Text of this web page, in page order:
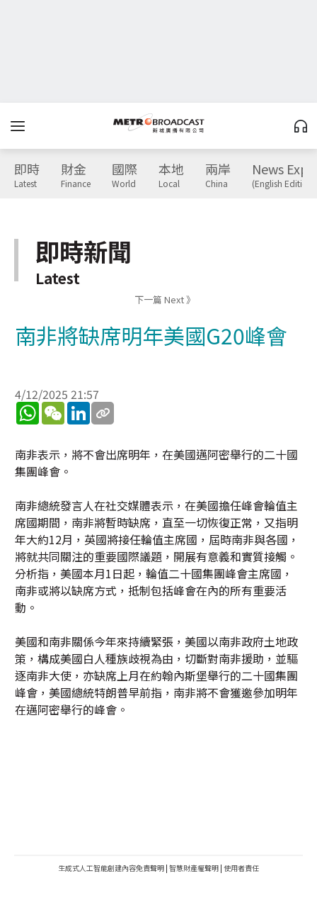
即時
Latest
財金
Finance
國際
World
本地
Local
兩岸
China
News
(English Edition)
即時新聞
Latest
下一篇 Next 》
南非將缺席明年美國G20峰會
4/12/2025 21:57
WhatsApp
WeChatLinkedIn
南非表示，將不會出席明年，在美國邁阿密舉行的二十國
集團峰會。
南非總統發言人在社交媒體表示，在美國擔任峰會輪值主
席國期間，南非將暫時缺席，直至一切恢復正常，又指明
年大約12月，英國將接任輪值主席國，屆時南非與各國，
將就共同關注的重要國際議題，開展有意義和實質接觸。
分析指，美國本月1日起，輪值二十國集團峰會主席國，
南非或將以缺席方式，抵制包括峰會在內的所有重要活
動。
美國和南非關係今年來持續緊張，美國以南非政府土地政
策，構成美國白人種族歧視為由，切斷對南非援助，並驅
逐南非大使，亦缺席上月在約翰內斯堡舉行的二十國集團
峰會，美國總統特朗普早前指，南非將不會獲邀參加明年
在邁阿密舉行的峰會。
生成式人工智能創建內容免責聲明 | 智慧財產權聲明 | 使用者責任